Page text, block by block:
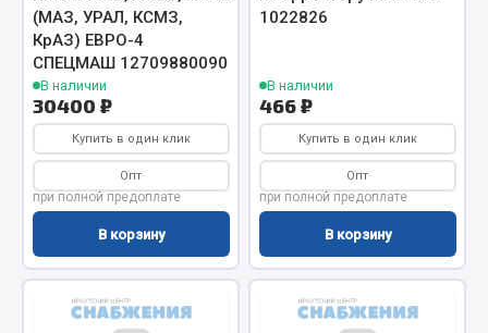
Тормозная система
Двигатель
Подвеска
Система питания
Система выпуска газа
Система охлаждения
Сцепление
Показать ещё
Весь раздел
(МАЗ, УРАЛ, КСМЗ,
КрАЗ) ЕВРО-4
СПЕЦМАШ 12709880090
В наличии
30400 ₽
Купить в один клик
Опт
при полной предоплате
В корзину
1022826
В наличии
466 ₽
Купить в один клик
Опт
при полной предоплате
В корзину